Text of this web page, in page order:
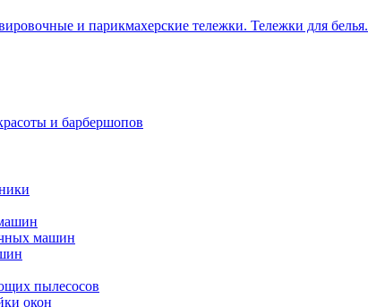
и парикмахерские тележки. Тележки для белья.
и барбершопов
машин
пылесосов
окон